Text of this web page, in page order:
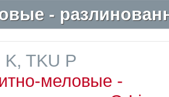
-
TKU P
меловые -